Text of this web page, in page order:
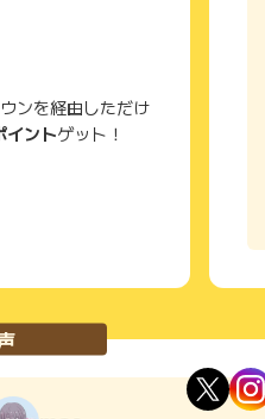
ンを経由しただけ
イントゲット！